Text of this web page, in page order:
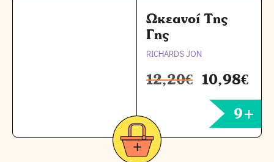
Ωκεανοί Της
Γης
RICHARDS JON
12,20€ 10,98€
9+